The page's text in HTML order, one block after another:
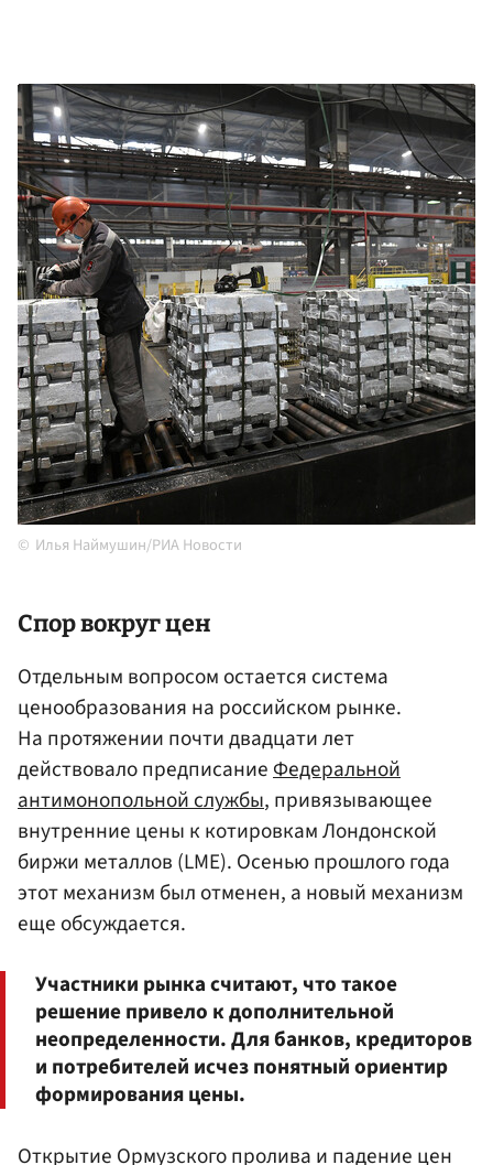
Илья Наймушин/РИА Новости
Спор вокруг цен
Отдельным вопросом остается система
ценообразования на российском рынке.
На протяжении почти двадцати лет
действовало предписаниеФедеральной
антимонопольной службы, привязывающее
внутренние цены к котировкам Лондонской
биржи металлов (LME). Осенью прошлого года
этот механизм был отменен, а новый механизм
еще обсуждается.
Участники рынка считают, что такое
решение привело к дополнительной
неопределенности. Для банков, кредиторов
и потребителей исчез понятный ориентир
формирования цены.
Открытие Ормузского пролива и падение цен